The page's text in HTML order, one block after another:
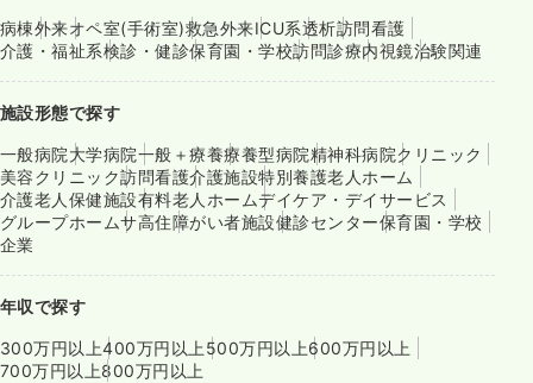
病棟外来オペ室(手術室)救急外来ICU系透析訪問看護
介護・福祉系検診・健診保育園・学校訪問診療内視鏡治験関連
施設形態で探す
一般病院大学病院一般＋療養療養型病院精神科病院クリニック
美容クリニック訪問看護介護施設特別養護老人ホーム
介護老人保健施設有料老人ホームデイケア・デイサービス
グループホームサ高住障がい者施設健診センター保育園・学校
企業
年収で探す
300万円以上400万円以上 500万円以上600万円以上
700万円以上800万円以上